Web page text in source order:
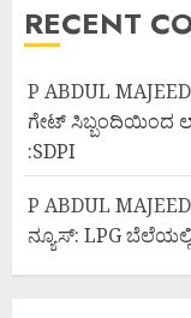
RECENT
P ABDUL
ಗೇಟ್ ಸಿಬ್ಬಂದಿಯಿಂದ
:SDPI
P ABDUL MAJEED
ನ್ಯೂಸ್: LPG